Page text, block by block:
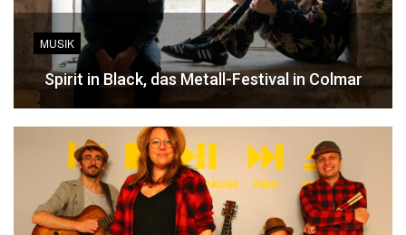
MUSIK
Spirit in Black, das Metall-Festival in Colmar